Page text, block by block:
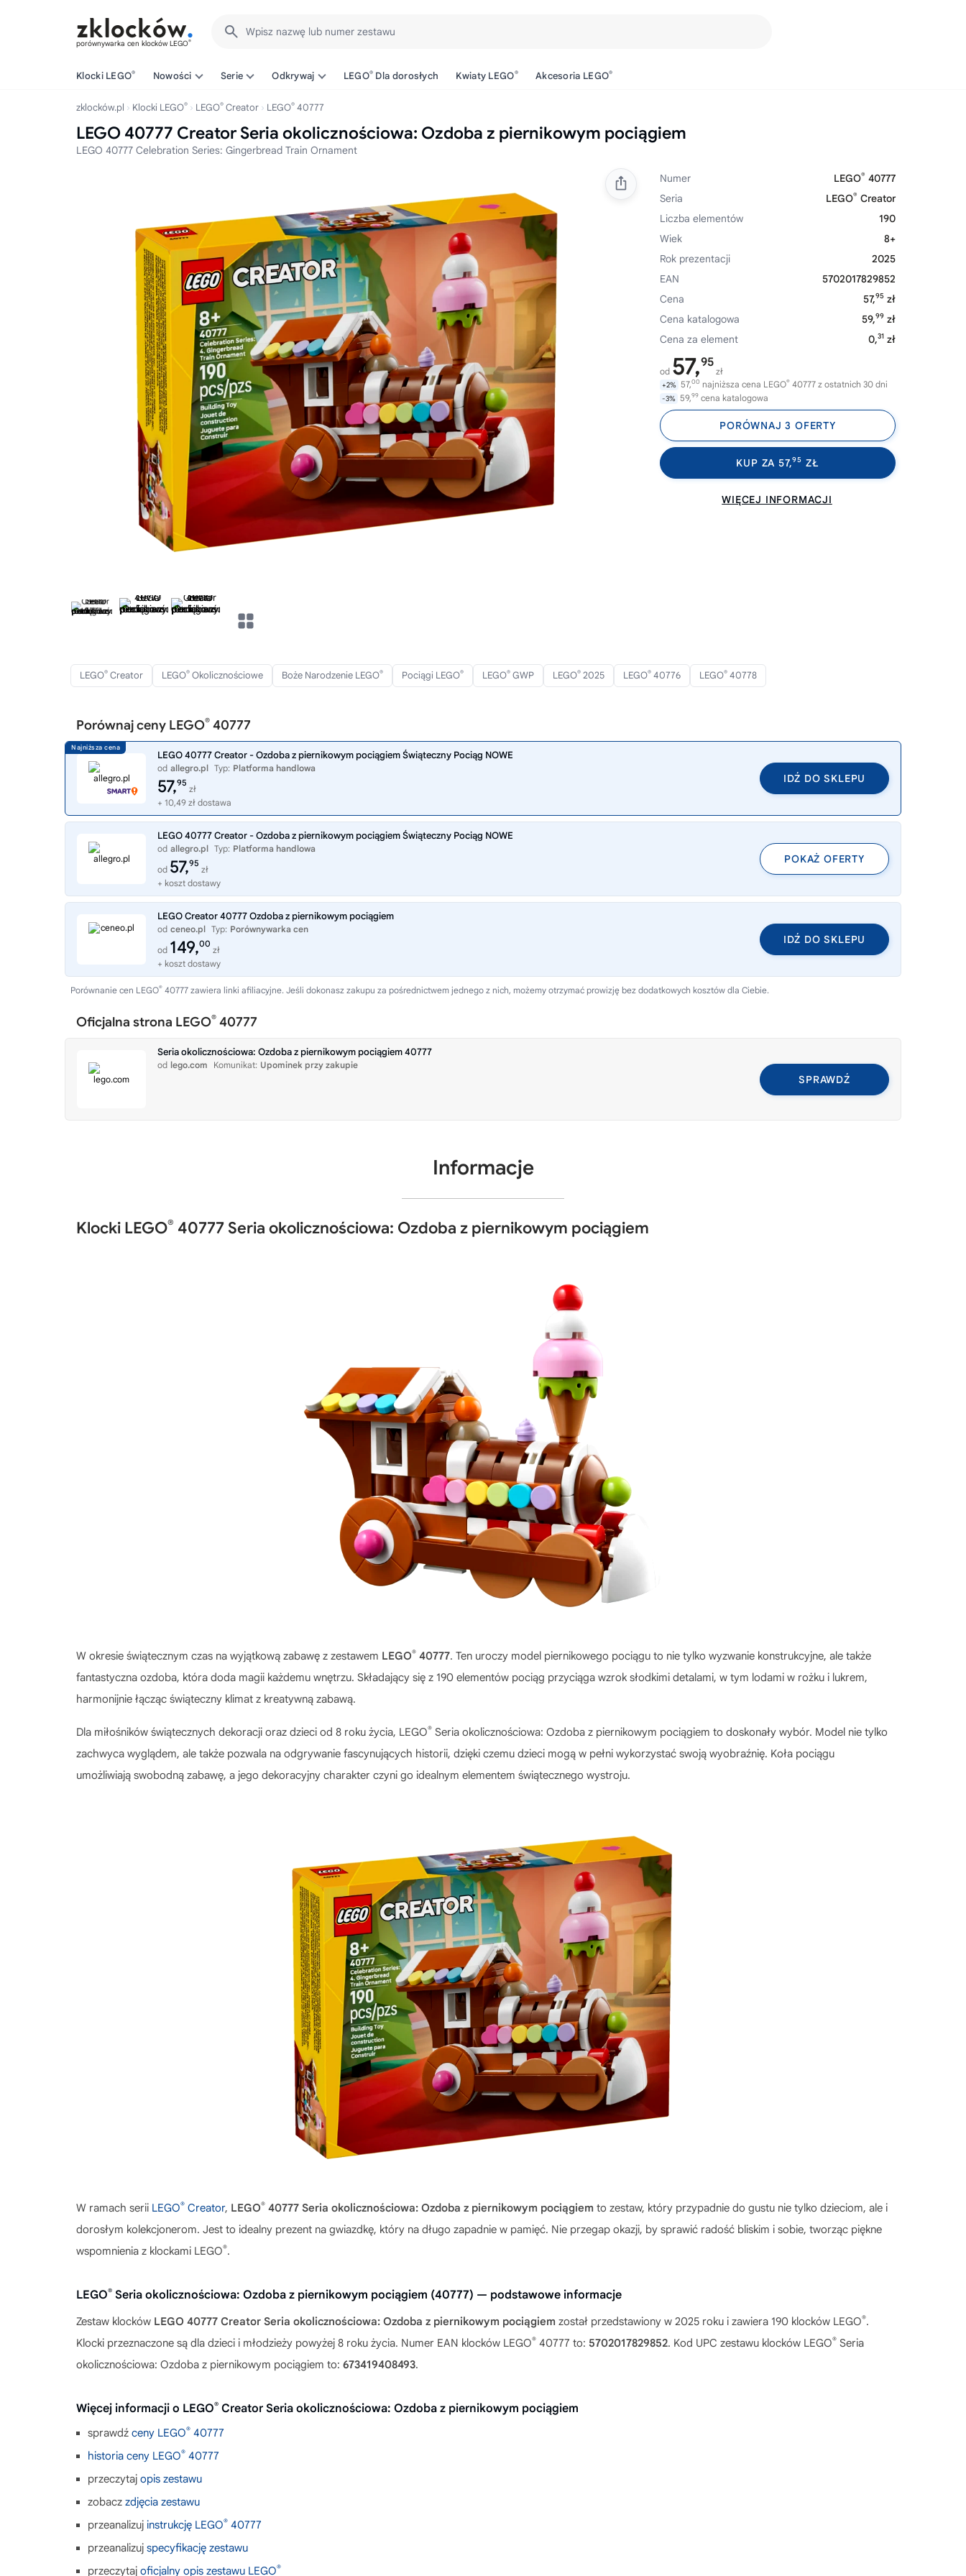
porównywarka cen klocków LEGO®
Wpisz nazwę lub numer zestawu
Klocki LEGO® Nowości Serie Odkrywaj LEGO® Dla dorosłych Kwiaty LEGO® Akcesoria LEGO®
zklocków.pl Klocki LEGO® LEGO® Creator LEGO® 40777
LEGO 40777 Creator Seria okolicznościowa: Ozdoba z piernikowym pociągiem
LEGO 40777 Celebration Series: Gingerbread Train Ornament
Numer LEGO® 40777
Seria
LEGO® Creator
Liczba elementów
190
Wiek
8+
Rok prezentacji
2025
EAN
5702017829852
Cena
57,95 zł
Cena katalogowa
59,99 zł
Cena za element
0,31 zł
od 57,95
zł
+2% 57,00 najniższa cena LEGO® 40777 z ostatnich 30 dni
-3% 59,99 cena katalogowa
PORÓWNAJ 3 OFERTY
KUP ZA 57,95 ZŁ
WIĘCEJ INFORMACJI
LEGO® Creator LEGO® Okolicznościowe Boże Narodzenie LEGO® Pociągi LEGO® LEGO® GWP LEGO® 2025 LEGO® 40776 LEGO® 40778
Porównaj ceny LEGO® 40777
LEGO 40777 Creator - Ozdoba z piernikowym pociągiem Świąteczny Pociąg NOWE
od allegro.pl Typ: Platforma handlowa
57,95
zł
+ 10,49 zł dostawa
IDŹ DO SKLEPU
LEGO 40777 Creator - Ozdoba z piernikowym pociągiem Świąteczny Pociąg NOWE
od allegro.pl Typ: Platforma handlowa
od 57,95
zł
+ koszt dostawy
POKAŻ OFERTY
LEGO Creator 40777 Ozdoba z piernikowym pociągiem
od ceneo.pl Typ: Porównywarka cen
od 149,00
zł
+ koszt dostawy
IDŹ DO SKLEPU
Porównanie cen LEGO® 40777 zawiera linki afiliacyjne. Jeśli dokonasz zakupu za pośrednictwem jednego z nich, możemy otrzymać prowizję bez dodatkowych kosztów dla Ciebie.
Oficjalna strona LEGO® 40777
Seria okolicznościowa: Ozdoba z piernikowym pociągiem 40777
od lego.com Komunikat: Upominek przy zakupie
SPRAWDŹ
Informacje
Klocki LEGO® 40777 Seria okolicznościowa: Ozdoba z piernikowym pociągiem
W okresie świątecznym czas na wyjątkową zabawę z zestawem LEGO® 40777. Ten uroczy model piernikowego pociągu to nie tylko wyzwanie konstrukcyjne, ale także
fantastyczna ozdoba, która doda magii każdemu wnętrzu. Składający się z 190 elementów pociąg przyciąga wzrok słodkimi detalami, w tym lodami w rożku i lukrem,
harmonijnie łącząc świąteczny klimat z kreatywną zabawą.
Dla miłośników świątecznych dekoracji oraz dzieci od 8 roku życia, LEGO® Seria okolicznościowa: Ozdoba z piernikowym pociągiem to doskonały wybór. Model nie tylko
zachwyca wyglądem, ale także pozwala na odgrywanie fascynujących historii, dzięki czemu dzieci mogą w pełni wykorzystać swoją wyobraźnię. Koła pociągu
umożliwiają swobodną zabawę, a jego dekoracyjny charakter czyni go idealnym elementem świątecznego wystroju.
W ramach serii LEGO® Creator, LEGO® 40777 Seria okolicznościowa: Ozdoba z piernikowym pociągiem to zestaw, który przypadnie do gustu nie tylko dzieciom, ale i
dorosłym kolekcjonerom. Jest to idealny prezent na gwiazdkę, który na długo zapadnie w pamięć. Nie przegap okazji, by sprawić radość bliskim i sobie, tworząc piękne
wspomnienia z klockami LEGO®.
LEGO® Seria okolicznościowa: Ozdoba z piernikowym pociągiem (40777) — podstawowe informacje
Zestaw klocków LEGO 40777 Creator Seria okolicznościowa: Ozdoba z piernikowym pociągiem został przedstawiony w 2025 roku i zawiera 190 klocków LEGO®.
Klocki przeznaczone są dla dzieci i młodzieży powyżej 8 roku życia. Numer EAN klocków LEGO® 40777 to: 5702017829852. Kod UPC zestawu klocków LEGO® Seria
okolicznościowa: Ozdoba z piernikowym pociągiem to: 673419408493.
Więcej informacji o LEGO® Creator Seria okolicznościowa: Ozdoba z piernikowym pociągiem
sprawdź ceny LEGO® 40777
historia ceny LEGO® 40777
przeczytaj opis zestawu
zobacz zdjęcia zestawu
przeanalizuj instrukcję LEGO® 40777
przeanalizuj specyfikację zestawu
przeczytaj oficjalny opis zestawu LEGO®